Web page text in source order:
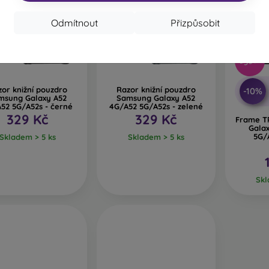
Přizpůsobit
Odmítnout
knižní pouzdro
Galaxy A52
5G/A52s - černé
329 Kč
Skladem > 5 ks
Razor knižní pouzdro
Samsung Galaxy A52
4G/A52 5G/A52s - zelené
329 Kč
Skladem > 5 ks
-55%
-10%
Frame
5G/